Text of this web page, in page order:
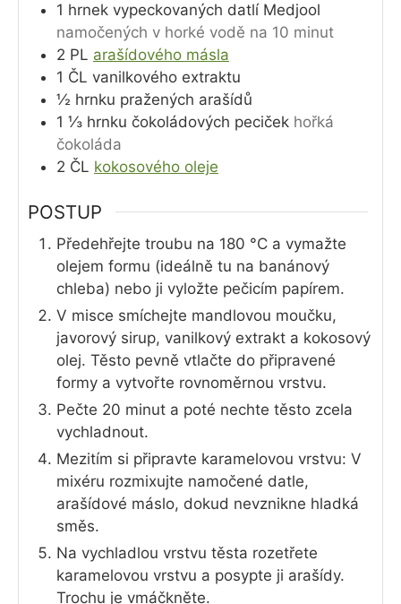
1 hrnek vypeckovaných datlí Medjool
namočených v horké vodě na 10 minut
2 PL arašídového másla
1 ČL vanilkového extraktu
½ hrnku pražených arašídů
1 ⅓ hrnku čokoládových peciček hořká
čokoláda
2 ČL kokosového oleje
POSTUP
Předehřejte troubu na 180 °C a vymažte
olejem formu (ideálně tu na banánový
chleba) nebo ji vyložte pečicím papírem.
V misce smíchejte mandlovou moučku,
javorový sirup, vanilkový extrakt a kokosový
olej. Těsto pevně vtlačte do připravené
formy a vytvořte rovnoměrnou vrstvu.
Pečte 20 minut a poté nechte těsto zcela
vychladnout.
Mezitím si připravte karamelovou vrstvu: V
mixéru rozmixujte namočené datle,
arašídové máslo, dokud nevznikne hladká
směs.
Na vychladlou vrstvu těsta rozetřete
karamelovou vrstvu a posypte ji arašídy.
Trochu je vmáčkněte.